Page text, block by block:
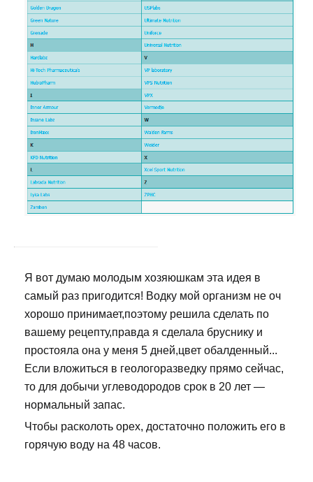
Я вот думаю молодым хозяюшкам эта идея в
самый раз пригодится! Водку мой организм не оч
хорошо принимает,поэтому решила сделать по
вашему рецепту,правда я сделала бруснику и
простояла она у меня 5 дней,цвет обалденный...
Если вложиться в геологоразведку прямо сейчас,
то для добычи углеводородов срок в 20 лет —
нормальный запас.
Чтобы расколоть орех, достаточно положить его в
горячую воду на 48 часов.